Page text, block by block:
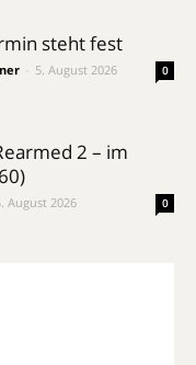
steht fest
5. August 2026 0
2 – im
August 2026 0